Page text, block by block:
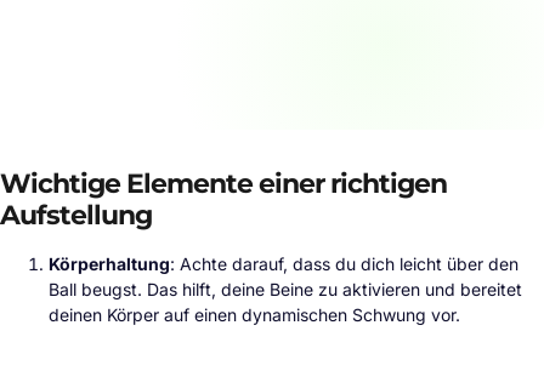
Wichtige Elemente einer richtigen
Aufstellung
Körperhaltung: Achte darauf, dass du dich leicht über den
Ball beugst. Das hilft, deine Beine zu aktivieren und bereitet
deinen Körper auf einen dynamischen Schwung vor.